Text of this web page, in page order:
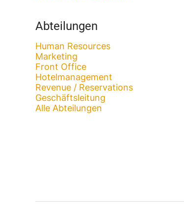
Abteilungen
Human Resources
Marketing
Front Office
Hotelmanagement
Revenue / Reservations
Geschäftsleitung
Alle Abteilungen